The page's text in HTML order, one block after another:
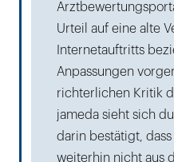
Urteil auf eine alte
Internetauftritts
Anpassungen
richterlichen Kritik
jameda sieht sich
darin bestätigt,
weiterhin nicht aus